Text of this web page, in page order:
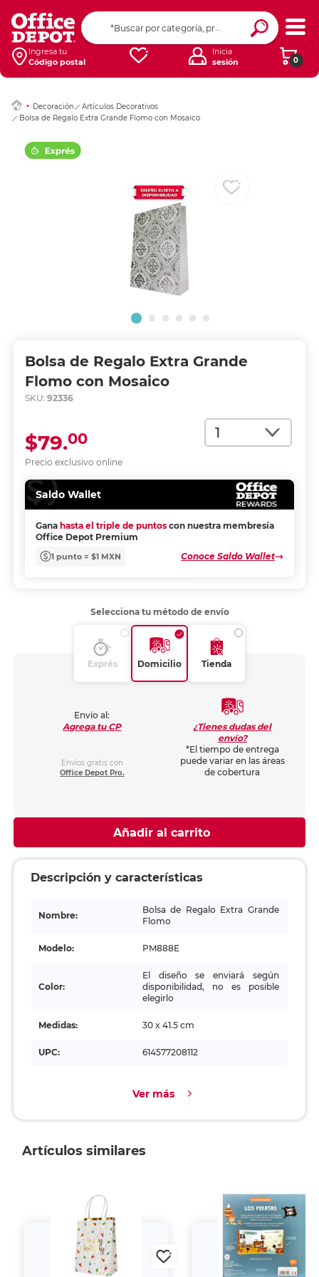
Ingresa tu
Código postal
0
Inicia
sesión
Decoración
Artículos Decorativos
Bolsa de Regalo Extra Grande Flomo con Mosaico
Bolsa de Regalo Extra Grande
Flomo con Mosaico
SKU: 92336
Cantidad
Precio exclusivo online
$79.00
Saldo Wallet
Gana hasta el triple de puntos con nuestra membresía
Office Depot Premium
1 punto = $1 MXN Conoce Saldo Wallet
Ingresar Codigo
Selecciona tu método de envío
Exprés Domicilio Tienda
Envío al:
Agrega tu CP
Envíos gratis con
Office Depot Pro.
¿Tienes dudas del
envío?
*El tiempo de entrega
puede variar en las áreas
de cobertura
Añadir al carrito
Descripción y características
Nombre:
Bolsa de Regalo Extra Grande
Flomo
Modelo: PM888E
Color:
El diseño se enviará según
disponibilidad, no es posible
elegirlo
Medidas: 30 x 41.5 cm
UPC: 614577208112
Ver más
Artículos similares